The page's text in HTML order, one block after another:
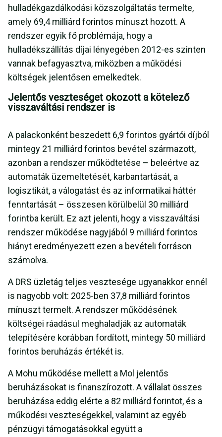
hulladékgazdálkodási közszolgáltatás termelte,
amely 69,4 milliárd forintos mínuszt hozott. A
rendszer egyik fő problémája, hogy a
hulladékszállítás díjai lényegében 2012-es szinten
vannak befagyasztva, miközben a működési
költségek jelentősen emelkedtek.
Jelentős veszteséget okozott a kötelező
visszaváltási rendszer is
A palackonként beszedett 6,9 forintos gyártói díjból
mintegy 21 milliárd forintos bevétel származott,
azonban a rendszer működtetése – beleértve az
automaták üzemeltetését, karbantartását, a
logisztikát, a válogatást és az informatikai háttér
fenntartását – összesen körülbelül 30 milliárd
forintba került. Ez azt jelenti, hogy a visszaváltási
rendszer működése nagyjából 9 milliárd forintos
hiányt eredményezett ezen a bevételi forráson
számolva.
A DRS üzletág teljes vesztesége ugyanakkor ennél
is nagyobb volt: 2025-ben 37,8 milliárd forintos
mínuszt termelt. A rendszer működésének
költségei ráadásul meghaladják az automaták
telepítésére korábban fordított, mintegy 50 milliárd
forintos beruházás értékét is.
A Mohu működése mellett a Mol jelentős
beruházásokat is finanszírozott. A vállalat összes
beruházása eddig elérte a 82 milliárd forintot, és a
működési veszteségekkel, valamint az egyéb
pénzügyi támogatásokkal együtt a